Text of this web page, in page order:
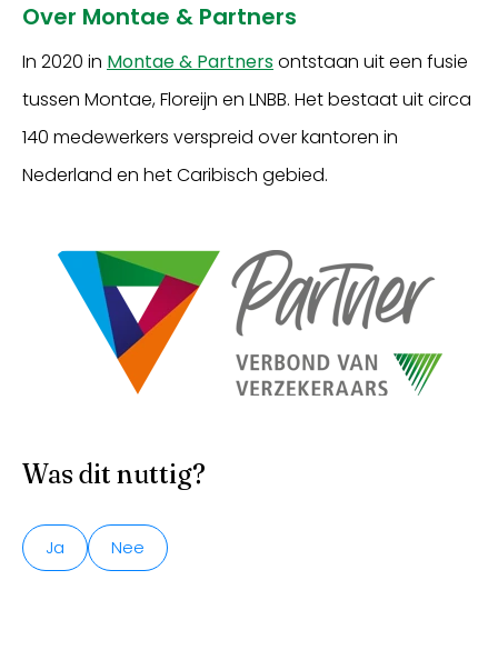
Over Montae & Partners
In 2020 in Montae & Partnersontstaan uit een fusie
tussen Montae, Floreijn en LNBB. Het bestaat uit circa
140 medewerkers verspreid over kantoren in
Nederland en het Caribisch gebied.
Was dit nuttig?
Ja Nee